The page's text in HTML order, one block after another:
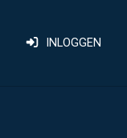
INLOGGEN